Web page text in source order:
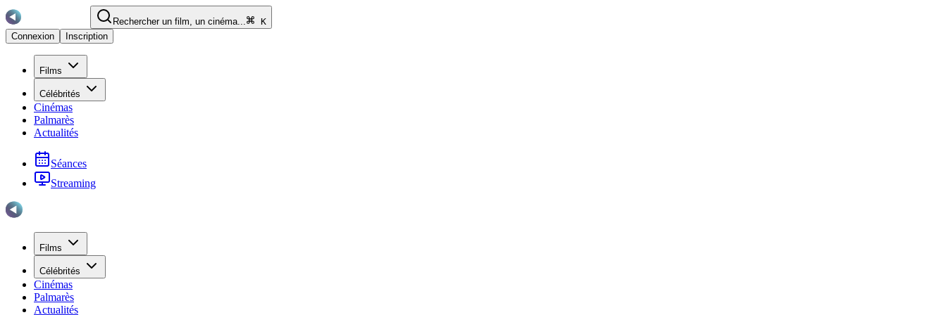
Rechercher un film, un cinéma...
K
Connexion
Inscription
Films
Célébrités
Cinémas
Palmarès
Actualités
Séances
Streaming
Films
Célébrités
Cinémas
Palmarès
Actualités